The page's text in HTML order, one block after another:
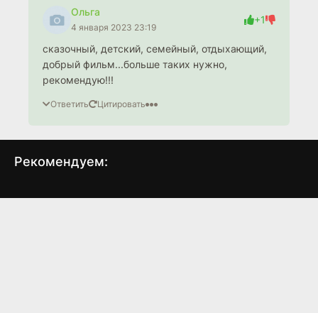
Ольга
4 января 2023 23:19
+1
сказочный, детский, семейный, отдыхающий,
добрый фильм...больше таких нужно,
рекомендую!!!
Ответить Цитировать
Рекомендуем:
Тупой и еще тупее Гость